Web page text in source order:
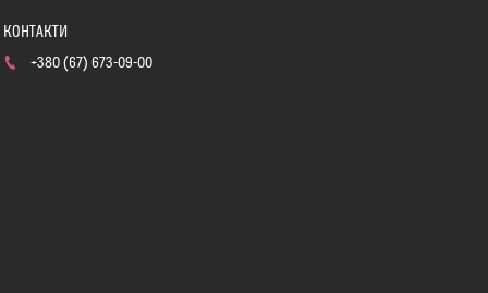
+380 (67) 673-09-00